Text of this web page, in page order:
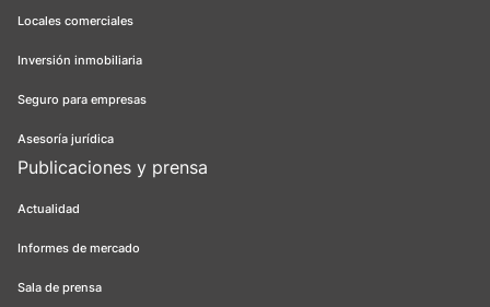
Locales comerciales
Inversión inmobiliaria
Seguro para empresas
Asesoría jurídica
Publicaciones y prensa
Actualidad
Informes de mercado
Sala de prensa